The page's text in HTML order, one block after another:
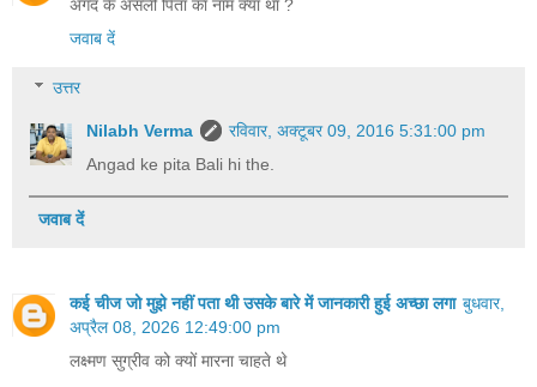
अंगद के असली पिता का नाम क्या था ?
जवाब दें
उत्तर
Nilabh Verma
रविवार, अक्टूबर 09, 2016 5:31:00 pm
Angad ke pita Bali hi the.
जवाब दें
कई चीज जो मुझे नहीं पता थी उसके बारे में जानकारी हुई अच्छा लगा बुधवार,
अप्रैल 08, 2026 12:49:00 pm
लक्ष्मण सुग्रीव को क्यों मारना चाहते थे